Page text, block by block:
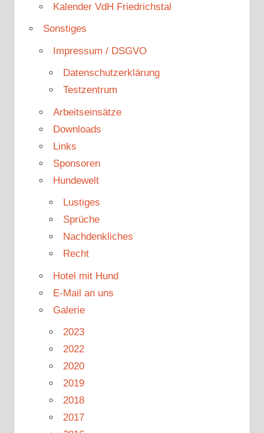
Kalender VdH Friedrichstal
Sonstiges
Impressum / DSGVO
Datenschutzerklärung
Testzentrum
Arbeitseinsätze
Downloads
Links
Sponsoren
Hundewelt
Lustiges
Sprüche
Nachdenkliches
Recht
Hotel mit Hund
E-Mail an uns
Galerie
2023
2022
2020
2019
2018
2017